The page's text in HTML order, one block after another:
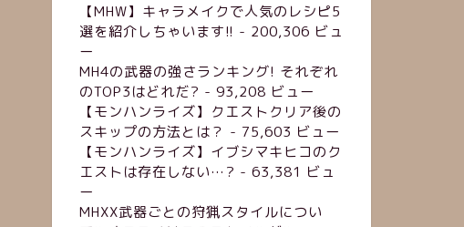
【MHW】キャラメイクで人気のレシピ5
選を紹介しちゃいます!! - 200,306 ビュ
ー
MH4の武器の強さランキング! それぞれ
のTOP3はどれだ? - 93,208 ビュー
【モンハンライズ】クエストクリア後の
スキップの方法とは？ - 75,603 ビュー
【モンハンライズ】イブシマキヒコのク
エストは存在しない…? - 63,381 ビュ
ー
MHXX武器ごとの狩猟スタイルについ